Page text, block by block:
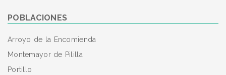
POBLACIONES
Arroyo de la Encomienda
Montemayor de Pililla
Portillo